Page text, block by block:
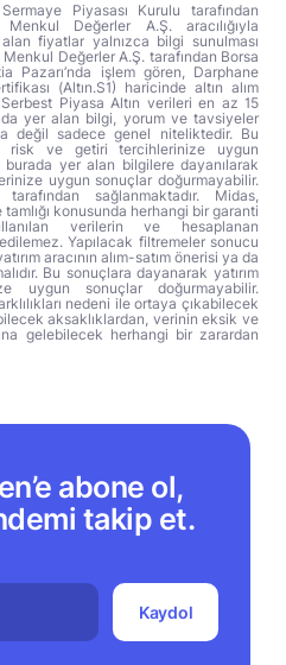
Piyasası Kurulu tarafından
Değerler A.Ş. aracılığıyla
fiyatlar yalnızca bilgi sunulması
Değerler A.Ş. tarafından Borsa
Pazarı’nda işlem gören, Darphane
(Altın.S1) haricinde altın alım
Serbest Piyasa Altın verileri en az 15
yer alan bilgi, yorum ve tavsiyeler
değil sadece genel niteliktedir. Bu
risk ve getiri tercihlerinize uygun
yer alan bilgilere dayanılarak
uygun sonuçlar doğurmayabilir.
sağlanmaktadır. Midas,
konusunda herhangi bir garanti
verilerin ve hesaplanan
Yapılacak filtremeler sonucu
aracının alım-satım önerisi ya da
Bu sonuçlara dayanarak yatırım
uygun sonuçlar doğurmayabilir.
nedeni ile ortaya çıkabilecek
aksaklıklardan, verinin eksik ve
gelebilecek herhangi bir zarardan
abone ol,
takip et.
Kaydol